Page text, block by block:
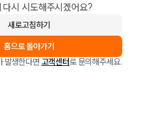
다시 시도해주시겠어요?
새로고침하기
홈으로 돌아가기
발생한다면 고객센터로 문의해주세요.